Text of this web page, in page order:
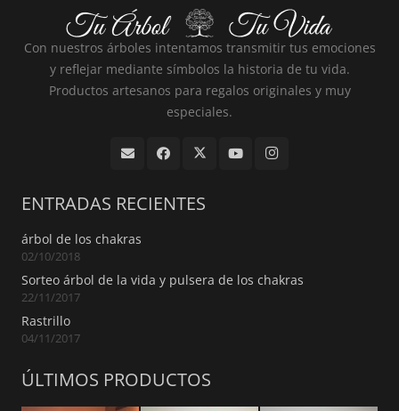
Con nuestros árboles intentamos transmitir tus emociones
y reflejar mediante símbolos la historia de tu vida.
Productos artesanos para regalos originales y muy
especiales.
ENTRADAS RECIENTES
árbol de los chakras
02/10/2018
Sorteo árbol de la vida y pulsera de los chakras
22/11/2017
Rastrillo
04/11/2017
ÚLTIMOS PRODUCTOS